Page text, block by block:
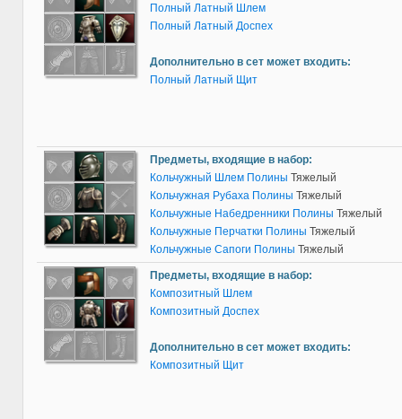
Полный Латный Шлем
Полный Латный Доспех
Дополнительно в сет может входить:
Полный Латный Щит
Предметы, входящие в набор:
Кольчужный Шлем Полины Тяжелый
Кольчужная Рубаха Полины Тяжелый
Кольчужные Набедренники Полины Тяжелый
Кольчужные Перчатки Полины Тяжелый
Кольчужные Сапоги Полины Тяжелый
Предметы, входящие в набор:
Композитный Шлем
Композитный Доспех
Дополнительно в сет может входить:
Композитный Щит